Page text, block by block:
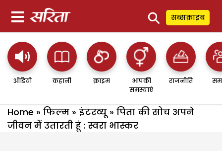
⚲ सब्सक्राइब
ऑडियो कहानी क्राइम
आपकी
समस्याएं
राजनीति
Home » फिल्म » इंटरव्यू» पिता की सोच अपने
जीवन में उतारती हूं : स्वरा भास्कर